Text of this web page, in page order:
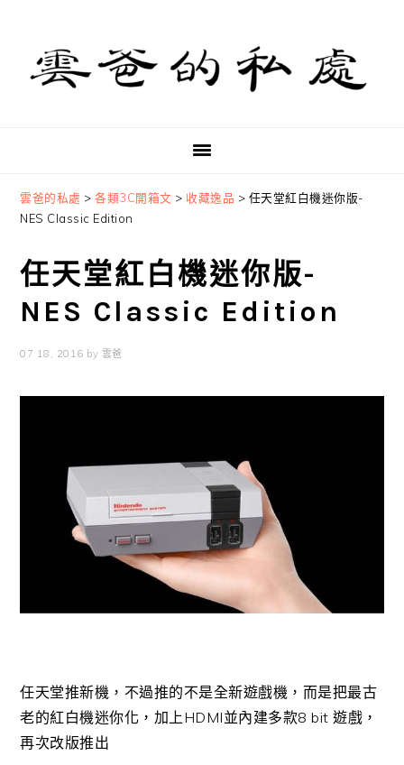
primary
navigation
content
primary
sidebar
雲爸的私處 >各類3C開箱文 > 收藏逸品 > 任天堂紅白機迷你版-
NES Classic Edition
任天堂紅白機迷你版-
NES Classic Edition
07 18, 2016 by 雲爸
任天堂推新機，不過推的不是全新遊戲機，而是把最古
老的紅白機迷你化，加上HDMI並內建多款8 bit 遊戲，
再次改版推出